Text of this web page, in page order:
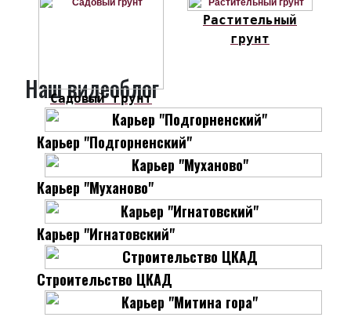
Садовый грунт
Растительный
грунт
Наш видеоблог
Карьер "Подгорненский"
Карьер "Муханово"
Карьер "Игнатовский"
Строительство ЦКАД